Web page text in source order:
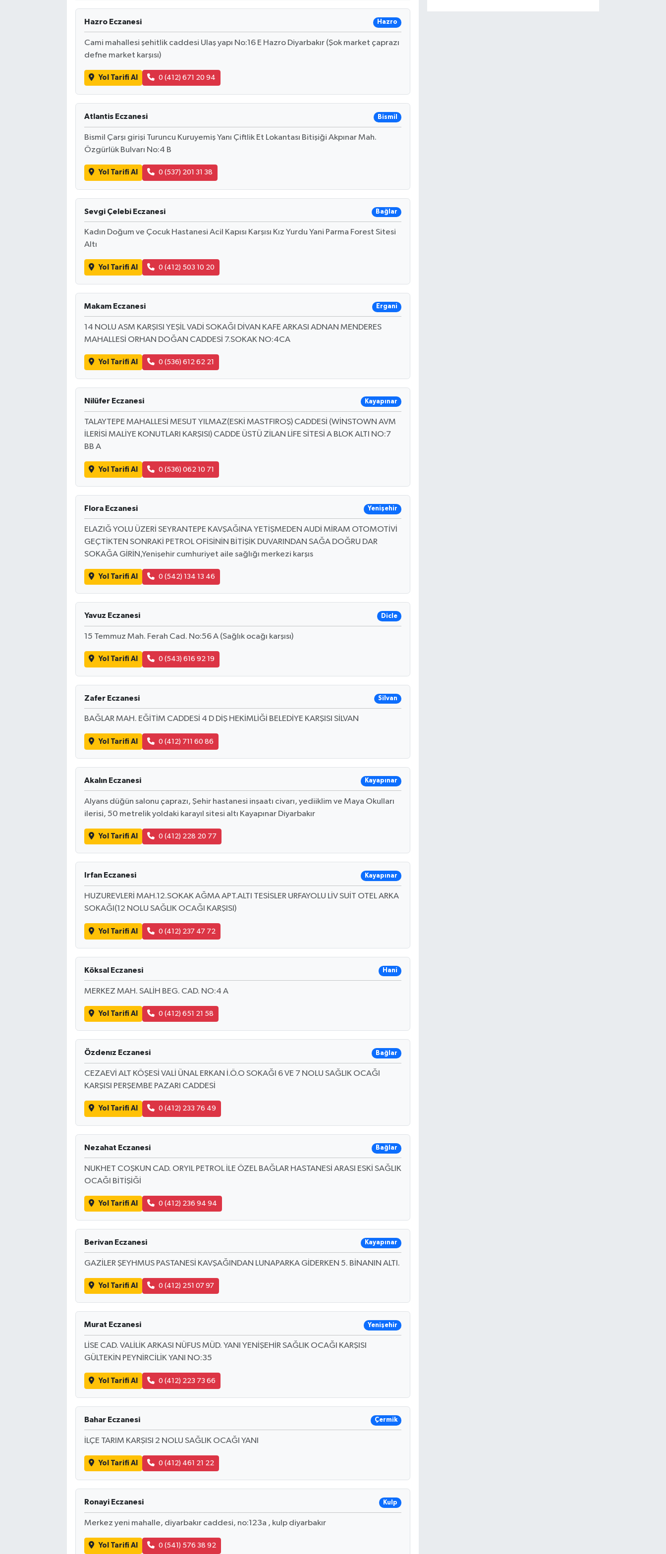
Hazro Eczanesi Hazro
Cami mahallesi şehitlik caddesi Ulaş yapı No:16 E Hazro Diyarbakır (Şok market çaprazı
defne market karşısı)
Yol Tarifi Al 0 (412) 671 20 94
Atlantis Eczanesi Bismil
Bismil Çarşı girişi Turuncu Kuruyemiş Yanı Çiftlik Et Lokantası Bitişiği Akpınar Mah.
Özgürlük Bulvarı No:4 B
Yol Tarifi Al 0 (537) 201 31 38
Sevgi Çelebi Eczanesi Bağlar
Kadın Doğum ve Çocuk Hastanesi Acil Kapısı Karşısı Kız Yurdu Yani Parma Forest Sitesi
Altı
Yol Tarifi Al 0 (412) 503 10 20
Makam Eczanesi Ergani
14 NOLU ASM KARŞISI YEŞİL VADİ SOKAĞI DİVAN KAFE ARKASI ADNAN MENDERES
MAHALLESİ ORHAN DOĞAN CADDESİ 7.SOKAK NO:4CA
Yol Tarifi Al 0 (536) 612 62 21
Nilüfer Eczanesi Kayapınar
TALAYTEPE MAHALLESİ MESUT YILMAZ(ESKİ MASTFIROŞ) CADDESİ (WİNSTOWN AVM
İLERİSİ MALİYE KONUTLARI KARŞISI) CADDE ÜSTÜ ZİLAN LİFE SİTESİ A BLOK ALTI NO:7
BB A
Yol Tarifi Al 0 (536) 062 10 71
Flora Eczanesi Yenişehir
ELAZIĞ YOLU ÜZERİ SEYRANTEPE KAVŞAĞINA YETİŞMEDEN AUDİ MİRAM OTOMOTİVİ
GEÇTİKTEN SONRAKİ PETROL OFİSİNİN BİTİŞİK DUVARINDAN SAĞA DOĞRU DAR
SOKAĞA GİRİN,Yenişehir cumhuriyet aile sağlığı merkezi karşıs
Yol Tarifi Al 0 (542) 134 13 46
Yavuz Eczanesi Dicle
15 Temmuz Mah. Ferah Cad. No:56 A (Sağlık ocağı karşısı)
Yol Tarifi Al 0 (543) 616 92 19
Zafer Eczanesi Silvan
BAĞLAR MAH. EĞİTİM CADDESİ 4 D DİŞ HEKİMLİĞİ BELEDİYE KARŞISI SİLVAN
Yol Tarifi Al 0 (412) 711 60 86
Akalın Eczanesi Kayapınar
Alyans düğün salonu çaprazı, Şehir hastanesi inşaatı civarı, yediiklim ve Maya Okulları
ilerisi, 50 metrelik yoldaki karayıl sitesi altı Kayapınar Diyarbakır
Yol Tarifi Al 0 (412) 228 20 77
Irfan Eczanesi Kayapınar
HUZUREVLERİ MAH.12.SOKAK AĞMA APT.ALTI TESİSLER URFAYOLU LİV SUİT OTEL ARKA
SOKAĞI(12 NOLU SAĞLIK OCAĞI KARŞISI)
Yol Tarifi Al 0 (412) 237 47 72
Köksal Eczanesi Hani
MERKEZ MAH. SALİH BEG. CAD. NO:4 A
Yol Tarifi Al 0 (412) 651 21 58
Özdenız Eczanesi Bağlar
CEZAEVİ ALT KÖŞESİ VALİ ÜNAL ERKAN İ.Ö.O SOKAĞI 6 VE 7 NOLU SAĞLIK OCAĞI
KARŞISI PERŞEMBE PAZARI CADDESİ
Yol Tarifi Al 0 (412) 233 76 49
Nezahat Eczanesi Bağlar
NUKHET COŞKUN CAD. ORYIL PETROL İLE ÖZEL BAĞLAR HASTANESİ ARASI ESKİ SAĞLIK
OCAĞI BİTİŞİĞİ
Yol Tarifi Al 0 (412) 236 94 94
Berivan Eczanesi Kayapınar
GAZİLER ŞEYHMUS PASTANESİ KAVŞAĞINDAN LUNAPARKA GİDERKEN 5. BİNANIN ALTI.
Yol Tarifi Al 0 (412) 251 07 97
Murat Eczanesi Yenişehir
LİSE CAD. VALİLİK ARKASI NÜFUS MÜD. YANI YENİŞEHİR SAĞLIK OCAĞI KARŞISI
GÜLTEKİN PEYNİRCİLİK YANI NO:35
Yol Tarifi Al 0 (412) 223 73 66
Bahar Eczanesi Çermik
İLÇE TARIM KARŞISI 2 NOLU SAĞLIK OCAĞI YANI
Yol Tarifi Al 0 (412) 461 21 22
Ronayi Eczanesi Kulp
Merkez yeni mahalle, diyarbakır caddesi, no:123a , kulp diyarbakır
Yol Tarifi Al 0 (541) 576 38 92